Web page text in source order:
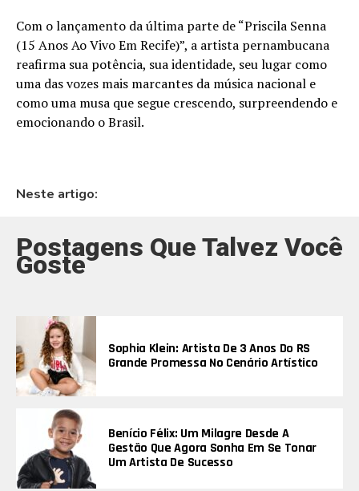
Com o lançamento da última parte de “Priscila Senna
(15 Anos Ao Vivo Em Recife)”, a artista pernambucana
reafirma sua potência, sua identidade, seu lugar como
uma das vozes mais marcantes da música nacional e
como uma musa que segue crescendo, surpreendendo e
emocionando o Brasil.
Neste artigo:
Postagens Que Talvez Você
Goste
Sophia Klein: Artista De 3 Anos Do RS
Grande Promessa No Cenário Artístico
Benício Félix: Um Milagre Desde A
Gestão Que Agora Sonha Em Se Tonar
Um Artista De Sucesso